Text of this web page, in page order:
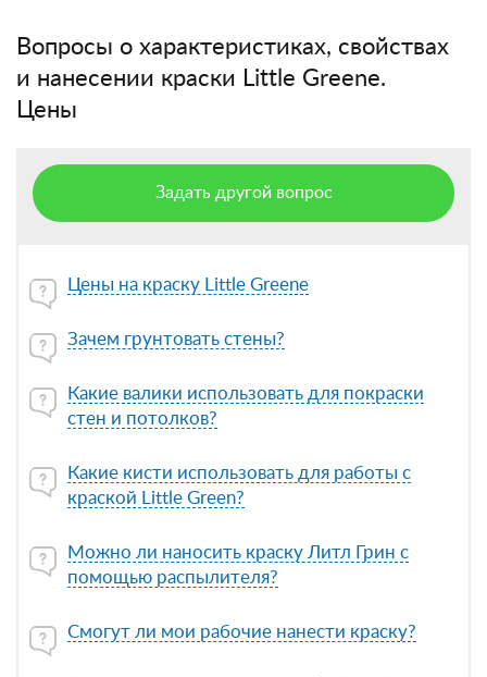
Вопросы о характеристиках, свойствах
и нанесении краски Little Greene.
Цены
Задать другой вопрос
Цены на краску Little Greene
Зачем грунтовать стены?
Какие валики использовать для покраски
стен и потолков?
Какие кисти использовать для работы с
краской Little Green?
Можно ли наносить краску Литл Грин с
помощью распылителя?
Смогут ли мои рабочие нанести краску?